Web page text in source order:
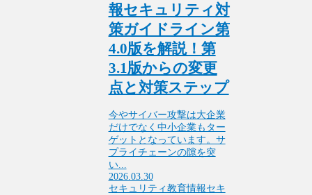
報セキュリティ対
策ガイドライン第
4.0版を解説！第
3.1版からの変更
点と対策ステップ
今やサイバー攻撃は大企業
だけでなく中小企業もター
ゲットとなっています。サ
プライチェーンの隙を突
い...
2026.03.30
セキュリティ教育情報セキ